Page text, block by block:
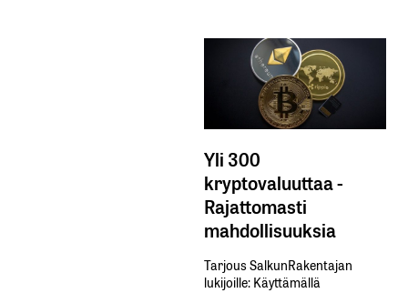
Yli 300
kryptovaluuttaa -
Rajattomasti
mahdollisuuksia
Tarjous SalkunRakentajan
lukijoille: Käyttämällä​ ​